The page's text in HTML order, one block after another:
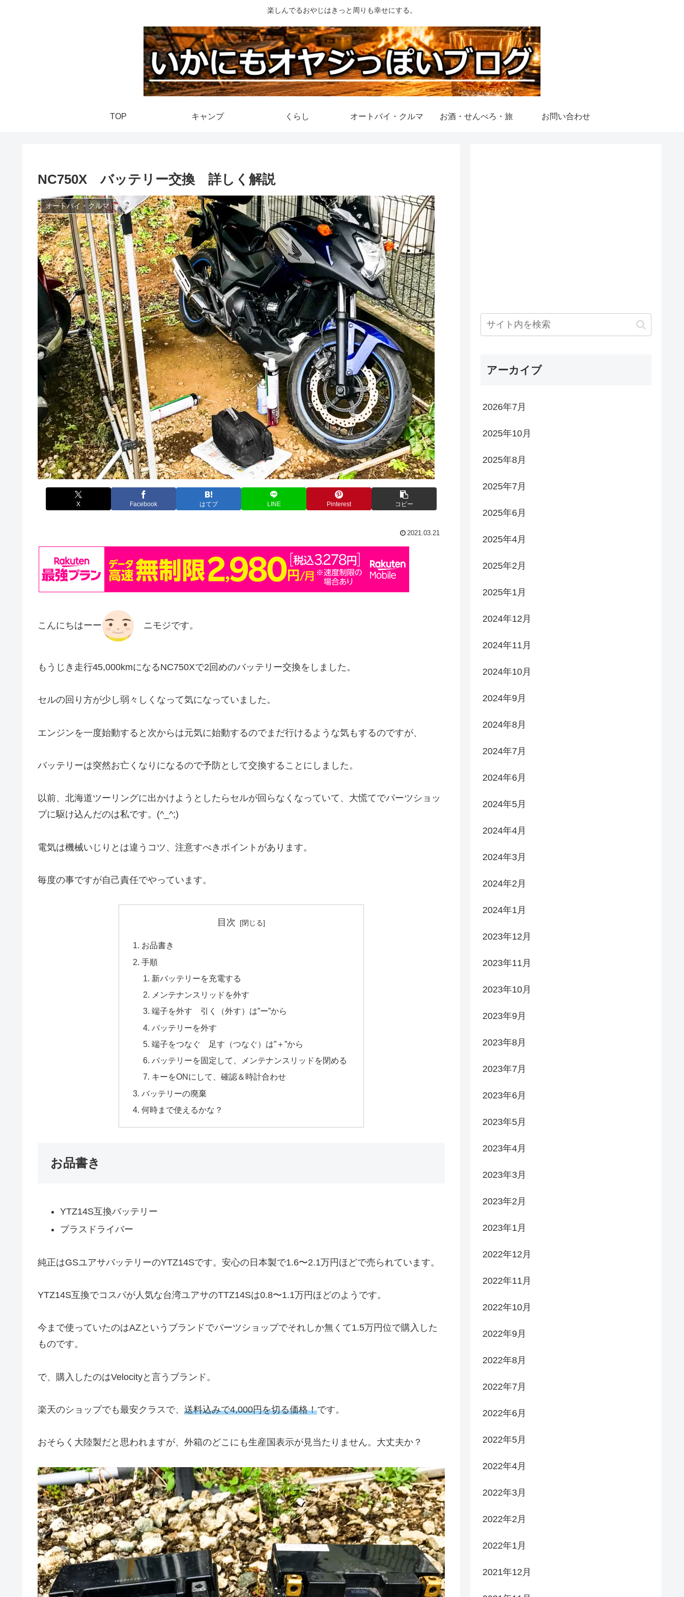
楽しんでるおやじはきっと周りも幸せにする。
TOP キャンプ くらし オートバイ・クルマ お酒・せんべろ・旅 お問い合わせ
NC750X バッテリー交換 詳しく解説
オートバイ・クルマ
X Facebook はてブ LINE Pinterest コピー
2021.03.21
こんにちはーー ニモジです。
もうじき走行45,000kmになるNC750Xで2回めのバッテリー交換をしました。
セルの回り方が少し弱々しくなって気になっていました。
エンジンを一度始動すると次からは元気に始動するのでまだ行けるような気もするのですが、
バッテリーは突然お亡くなりになるので予防として交換することにしました。
以前、北海道ツーリングに出かけようとしたらセルが回らなくなっていて、大慌てでパーツショッ
プに駆け込んだのは私です。(^_^;)
電気は機械いじりとは違うコツ、注意すべきポイントがあります。
毎度の事ですが自己責任でやっています。
目次
お品書き
手順
新バッテリーを充電する
メンテナンスリッドを外す
端子を外す 引く（外す）は”ー”から
バッテリーを外す
端子をつなぐ 足す（つなぐ）は”＋”から
バッテリーを固定して、メンテナンスリッドを閉める
キーをONにして、確認＆時計合わせ
バッテリーの廃棄
何時まで使えるかな？
お品書き
YTZ14S互換バッテリー
プラスドライバー
純正はGSユアサバッテリーのYTZ14Sです。安心の日本製で1.6〜2.1万円ほどで売られています。
YTZ14S互換でコスパが人気な台湾ユアサのTTZ14Sは0.8〜1.1万円ほどのようです。
今まで使っていたのはAZというブランドでパーツショップでそれしか無くて1.5万円位で購入した
ものです。
で、購入したのはVelocityと言うブランド。
楽天のショップでも最安クラスで、 送料込みで4,000円を切る価格！です。
おそらく大陸製だと思われますが、外箱のどこにも生産国表示が見当たりません。大丈夫か？
アーカイブ
2026年7月
2025年10月
2025年8月
2025年7月
2025年6月
2025年4月
2025年2月
2025年1月
2024年12月
2024年11月
2024年10月
2024年9月
2024年8月
2024年7月
2024年6月
2024年5月
2024年4月
2024年3月
2024年2月
2024年1月
2023年12月
2023年11月
2023年10月
2023年9月
2023年8月
2023年7月
2023年6月
2023年5月
2023年4月
2023年3月
2023年2月
2023年1月
2022年12月
2022年11月
2022年10月
2022年9月
2022年8月
2022年7月
2022年6月
2022年5月
2022年4月
2022年3月
2022年2月
2022年1月
2021年12月